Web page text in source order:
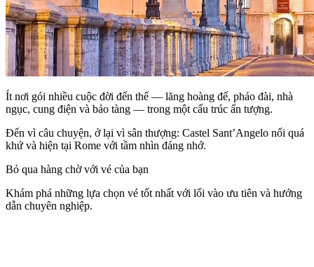
Ít nơi gói nhiều cuộc đời đến thế — lăng hoàng đế, pháo đài, nhà
ngục, cung điện và bảo tàng — trong một cấu trúc ấn tượng.
Đến vì câu chuyện, ở lại vì sân thượng: Castel Sant’Angelo nối quá
khứ và hiện tại Rome với tầm nhìn đáng nhớ.
Bỏ qua hàng chờ với vé của bạn
Khám phá những lựa chọn vé tốt nhất với lối vào ưu tiên và hướng
dẫn chuyên nghiệp.